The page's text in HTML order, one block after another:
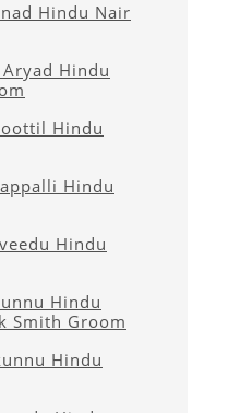
Hindu Nair
Hindu
Hindu
Hindu
Hindu
Hindu
Smith Groom
Hindu